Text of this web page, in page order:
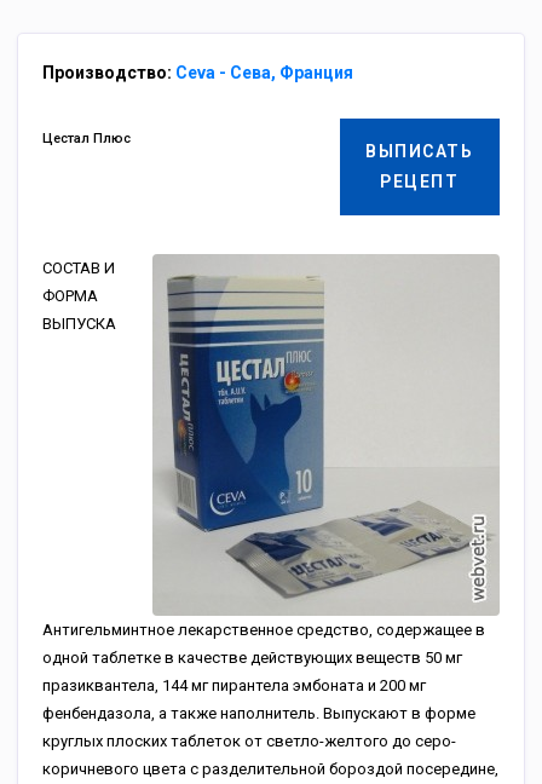
Производство: Ceva - Сева, Франция
ВЫПИСАТЬ
РЕЦЕПТ
Цестал Плюс
СОСТАВ И
ФОРМА
ВЫПУСКА
Антигельминтное лекарственное средство, содержащее в
одной таблетке в качестве действующих веществ 50 мг
празиквантела, 144 мг пирантела эмбоната и 200 мг
фенбендазола, а также наполнитель. Выпускают в форме
круглых плоских таблеток от светло-желтого до серо-
коричневого цвета с разделительной бороздой посередине,